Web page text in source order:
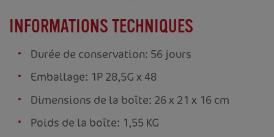
INFORMATIONS TECHNIQUES
Durée de conservation: 56 jours
Emballage: 1P 28,5G x 48
Dimensions de la boîte: 26 x 21 x 16 cm
Poids de la boîte: 1,55 KG